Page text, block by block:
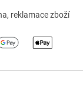
reklamace zboží